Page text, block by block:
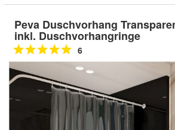
Peva Duschvorhang
inkl. Duschvorhangringe
6